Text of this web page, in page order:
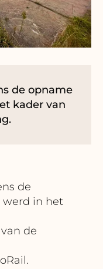
de opname
kader van
de
werd in het
de